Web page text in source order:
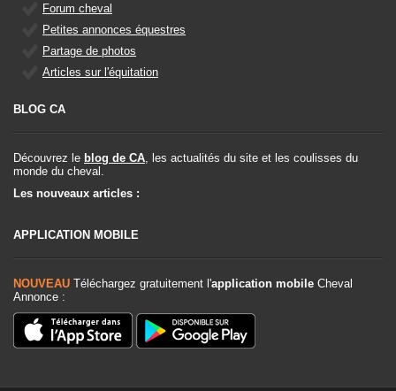
Forum cheval
Petites annonces équestres
Partage de photos
Articles sur l'équitation
BLOG CA
Découvrez le blog de CA , les actualités du site et les coulisses du
monde du cheval.
Les nouveaux articles :
APPLICATION MOBILE
NOUVEAU Téléchargez gratuitement l'application mobile Cheval
Annonce :